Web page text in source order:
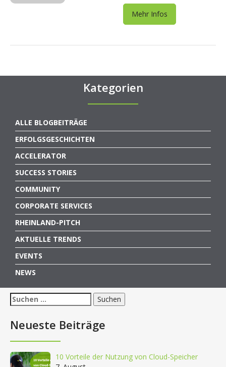
Mehr Infos
Kategorien
ALLE BLOGBEITRÄGE
ERFOLGSGESCHICHTEN
ACCELERATOR
SUCCESS STORIES
COMMUNITY
CORPORATE SERVICES
RHEINLAND-PITCH
AKTUELLE TRENDS
EVENTS
NEWS
Suchen
nach:
Neueste Beiträge
10 Vorteile der Nutzung von Cloud-Speicher